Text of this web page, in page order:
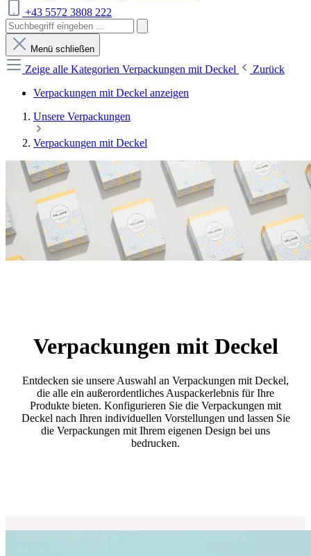
+43 5572 3808 222
Menü schließen
Zeige alle Kategorien Verpackungen mit Deckel
Zurück
Verpackungen mit Deckel anzeigen
Unsere Verpackungen
Verpackungen mit Deckel
Verpackungen mit Deckel
Entdecken sie unsere Auswahl an Verpackungen mit Deckel,
die alle ein außerordentliches Auspackerlebnis für Ihre
Produkte bieten. Konfigurieren Sie die Verpackungen mit
Deckel nach Ihren individuellen Vorstellungen und lassen Sie
die Verpackungen mit Ihrem eigenen Design bei uns
bedrucken.